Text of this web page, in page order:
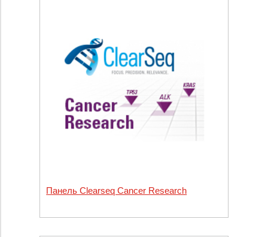
Панель Clearseq Cancer Research